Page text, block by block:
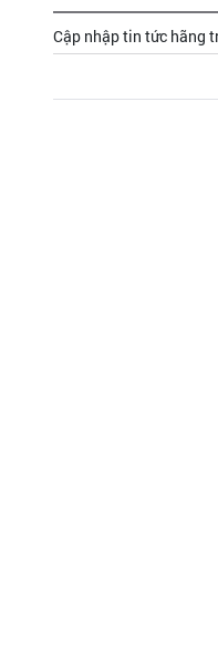
Cập nhập tin tức hãng